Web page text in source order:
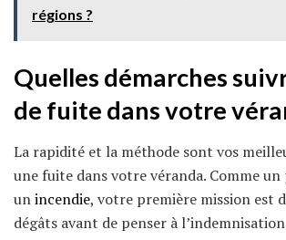
régions ?
Quelles démarches
de fuite dans votre
La rapidité et la méthode sont vos
une fuite dans votre véranda. Comme
unincendie, votre première mission est
dégâts avant de penser à